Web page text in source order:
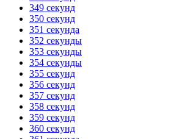
349 секунд
350 секунд
351 секунда
352 секунды
353 секунды
354 секунды
355 секунд
356 секунд
357 секунд
358 секунд
359 секунд
360 секунд